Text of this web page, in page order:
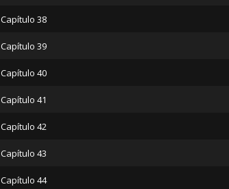
Capítulo 38
Capítulo 39
Capítulo 40
Capítulo 41
Capítulo 42
Capítulo 43
Capítulo 44